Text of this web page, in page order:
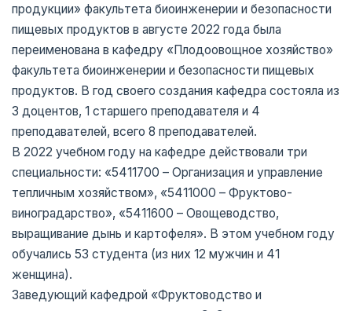
продукции» факультета биоинженерии и безопасности
пищевых продуктов в августе 2022 года была
переименована в кафедру «Плодоовощное хозяйство»
факультета биоинженерии и безопасности пищевых
продуктов. В год своего создания кафедра состояла из
3 доцентов, 1 старшего преподавателя и 4
преподавателей, всего 8 преподавателей.
В 2022 учебном году на кафедре действовали три
специальности: «5411700 – Организация и управление
тепличным хозяйством», «5411000 – Фруктово-
виноградарство», «5411600 – Овощеводство,
выращивание дынь и картофеля». В этом учебном году
обучались 53 студента (из них 12 мужчин и 41
женщина).
Заведующий кафедрой «Фруктоводство и